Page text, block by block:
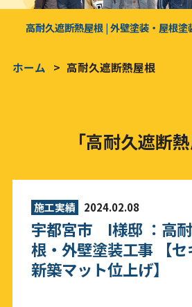
高耐久遮断熱屋根 | 外壁塗装・屋根
ホーム 高耐久遮断熱屋根
「高耐久遮断熱
施工実績 2024.02.08
宇都宮市 I様邸 ：高
根・外壁塗装工事 【
新築マット位上げ】